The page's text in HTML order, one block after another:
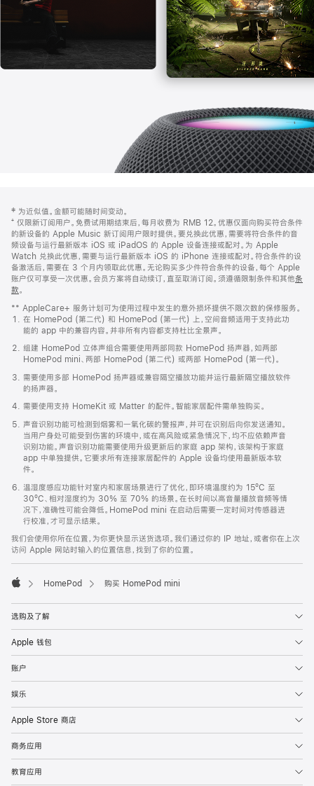
页
页
脚
注
‡ 为近似值。金额可能随时间变动。
⁺ 仅限新订阅用户。免费试用期结束后，每月收费为 RMB 12。优惠仅面向购买符合条件
的新设备的 Apple Music 新订阅用户限时提供。要兑换此优惠，需要将符合条件的音
频设备与运行最新版本 iOS 或 iPadOS 的 Apple 设备连接或配对。为 Apple
Watch 兑换此优惠，需要与运行最新版本 iOS 的 iPhone 连接或配对。符合条件的设
备激活后，需要在 3 个月内领取此优惠。无论购买多少件符合条件的设备，每个 Apple
账户仅可享受一次优惠。会员方案将自动续订，直至取消订阅。须遵循限制条件和其他条
款。
窗
口
中
打
开)
** AppleCare+ 服务计划可为使用过程中发生的意外损坏提供不限次数的保修服务。
在 HomePod (第二代) 和 HomePod (第一代) 上，空间音频适用于支持此功
能的 app 中的兼容内容。并非所有内容都支持杜比全景声。
组建 HomePod 立体声组合需要使用两部同款 HomePod 扬声器，如两部
HomePod mini、两部 HomePod (第二代) 或两部 HomePod (第一代)。
需要使用多部 HomePod 扬声器或兼容隔空播放功能并运行最新隔空播放软件
的扬声器。
需要使用支持 HomeKit 或 Matter 的配件。智能家居配件需单独购买。
声音识别功能可检测到烟雾和一氧化碳的警报声，并可在识别后向你发送通知。
当用户身处可能受到伤害的环境中，或在高风险或紧急情况下，均不应依赖声音
识别功能。声音识别功能需要使用升级更新后的家庭 app 架构，该架构于家庭
app 中单独提供。它要求所有连接家居配件的 Apple 设备均使用最新版本软
件。
温湿度感应功能针对室内和家居场景进行了优化，即环境温度约为 15ºC 至
30ºC、相对湿度约为 30% 至 70% 的场景。在长时间以高音量播放音频等情
况下，准确性可能会降低。HomePod mini 在启动后需要一定时间对传感器进
行校准，才可显示结果。
我们会使用你所在位置，为你更快显示送货选项。我们通过你的 IP 地址，或者你在上次
访问 Apple 网站时输入的位置信息，找到了你的位置。
HomePod 购买 HomePod mini
选购及了解
Apple 钱包
账户
娱乐
Apple Store 商店
商务应用
教育应用